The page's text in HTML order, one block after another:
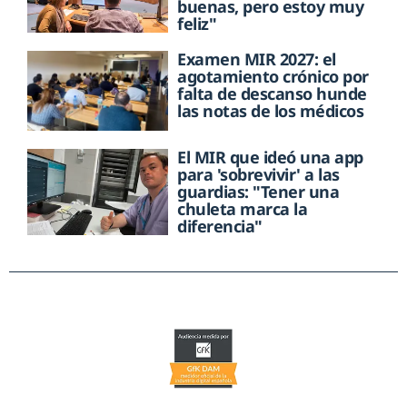
buenas, pero estoy muy
feliz"
Examen MIR 2027: el
agotamiento crónico por
falta de descanso hunde
las notas de los médicos
El MIR que ideó una app
para 'sobrevivir' a las
guardias: "Tener una
chuleta marca la
diferencia"